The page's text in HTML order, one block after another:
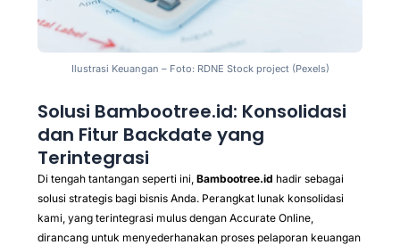
Ilustrasi Keuangan – Foto: RDNE Stock project (Pexels)
Solusi Bambootree.id: Konsolidasi
dan Fitur Backdate yang
Terintegrasi
Di tengah tantangan seperti ini, Bambootree.id hadir sebagai
solusi strategis bagi bisnis Anda. Perangkat lunak konsolidasi
kami, yang terintegrasi mulus dengan Accurate Online,
dirancang untuk menyederhanakan proses pelaporan keuangan